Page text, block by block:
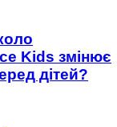
Kids змінює
дітей?